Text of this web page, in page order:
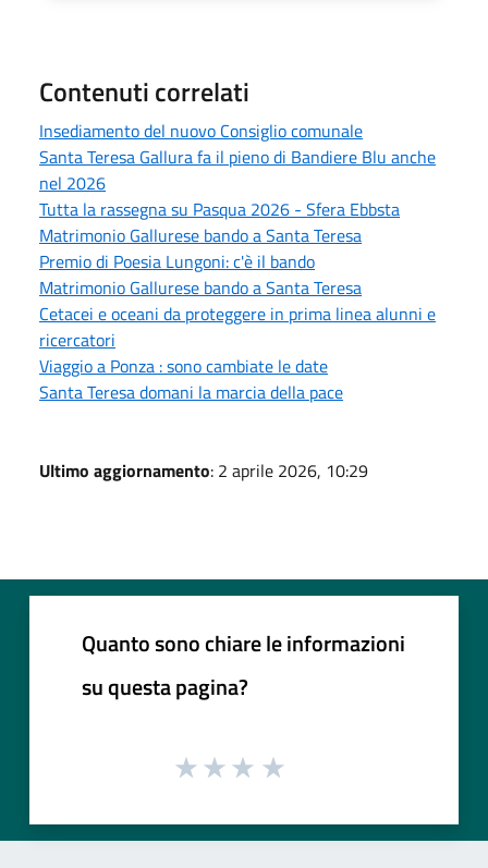
Contenuti correlati
Insediamento del nuovo Consiglio comunale
Santa Teresa Gallura fa il pieno di Bandiere Blu anche
nel 2026
Tutta la rassegna su Pasqua 2026 - Sfera Ebbsta
Matrimonio Gallurese bando a Santa Teresa
Premio di Poesia Lungoni: c'è il bando
Matrimonio Gallurese bando a Santa Teresa
Cetacei e oceani da proteggere in prima linea alunni e
ricercatori
Viaggio a Ponza : sono cambiate le date
Santa Teresa domani la marcia della pace
Ultimo aggiornamento: 2 aprile 2026, 10:29
Quanto sono chiare le informazioni
su questa pagina?